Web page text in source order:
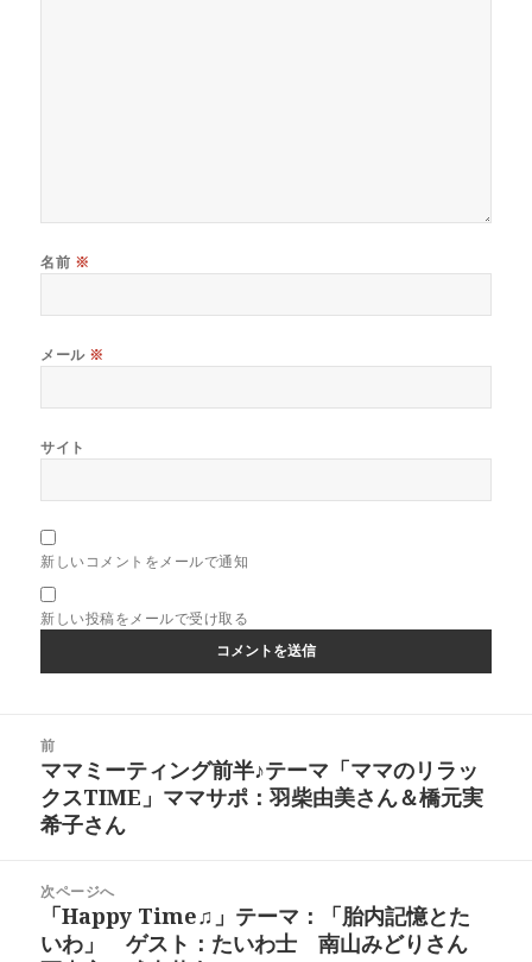
名前 ※
メール ※
サイト
新しいコメントをメールで通知
新しい投稿をメールで受け取る
前
前
の
投
ママミーティング前半♪テーマ「ママのリラッ
クスTIME」ママサポ：羽柴由美さん＆橋元実
希子さん
次ページへ
次
の
「Happy Time♫」テーマ：「胎内記憶とた
いわ」 ゲスト：たいわ士 南山みどりさん